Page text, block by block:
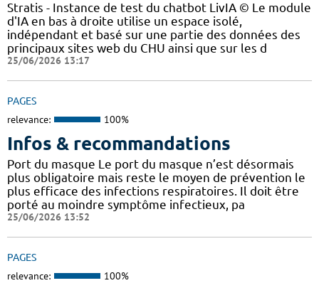
Stratis - Instance de test du chatbot LivIA © Le module
d'IA en bas à droite utilise un espace isolé,
indépendant et basé sur une partie des données des
principaux sites web du CHU ainsi que sur les d
25/06/2026 13:17
PAGES
relevance: 100%
Infos & recommandations
Port du masque Le port du masque n’est désormais
plus obligatoire mais reste le moyen de prévention le
plus efficace des infections respiratoires. Il doit être
porté au moindre symptôme infectieux, pa
25/06/2026 13:52
PAGES
relevance: 100%